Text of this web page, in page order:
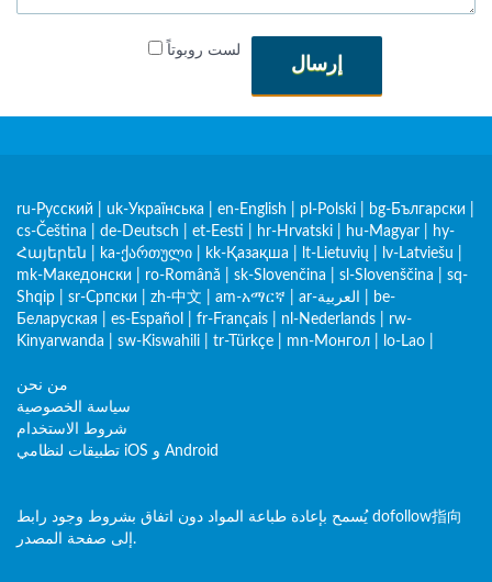
لست روبوتاً
إرسال
ru-Русский uk-Українська en-English pl-Polski bg-Български
cs-Čeština
de-Deutsch et-Eesti hr-Hrvatski hu-Magyar
hy-
Հայերեն
ka-ქართული kk-Қазақша lt-Lietuvių lv-Latviešu
mk-Македонски
ro-Română sk-Slovenčina sl-Slovenščina
sq-
Shqip
sr-Српски zh-中文 am-አማርኛ ar-العربية
be-
Беларуская
es-Español fr-Français nl-Nederlands
rw-
Kinyarwanda
sw-Kiswahili tr-Türkçe mn-Монгол lo-Lao
من نحن
سياسة الخصوصية
شروط الاستخدام
تطبيقات لنظامي iOS و Android
يُسمح بإعادة طباعة المواد دون اتفاق بشروط وجود رابط dofollow指向
إلى صفحة المصدر.